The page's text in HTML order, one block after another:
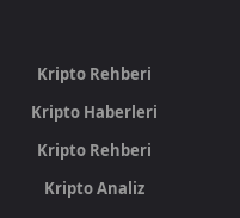
Kripto Rehberi
Kripto Haberleri
Kripto Rehberi
Kripto Analiz